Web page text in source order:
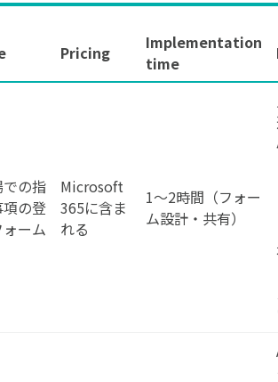
Pricing
Implementation
time
の指
の登
ーム
Microsoft
365に含ま
れる
1〜2時間（フォー
ム設計・共有）